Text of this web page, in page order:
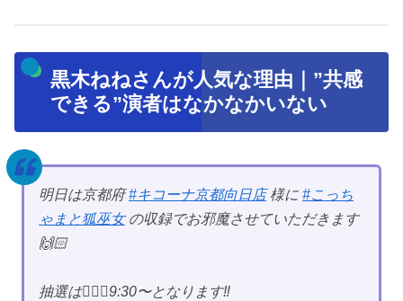
黒木ねねさんが人気な理由｜”共感
できる”演者はなかなかいない
明日は京都府#キコーナ京都向日店様に #こっち
ゃまと狐巫女の収録でお邪魔させていただきます
🙌🏻
抽選は💁🏻‍♀️9:30〜となります‼︎